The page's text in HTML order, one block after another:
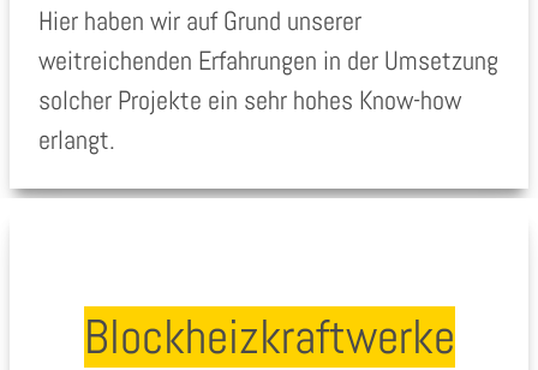
Hier haben wir auf Grund unserer
weitreichenden Erfahrungen in der Umsetzung
solcher Projekte ein sehr hohes Know-how
erlangt.
Blockheizkraftwerke